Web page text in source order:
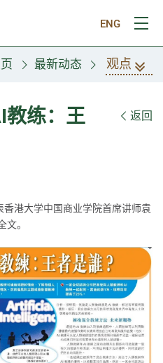
ENG
打
最新动态 观点
教练：王
返回
港大学中国商业学院首席讲师袁
文。